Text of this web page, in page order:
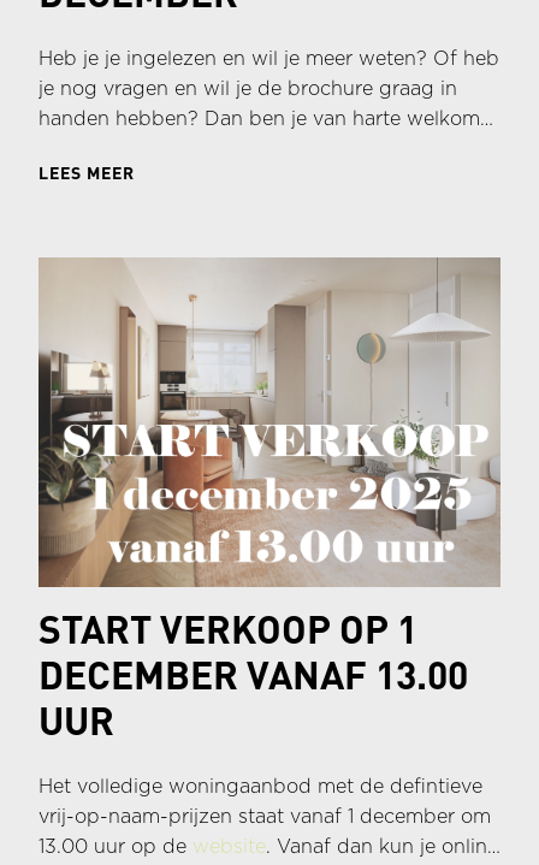
Heb je je ingelezen en wil je meer weten? Of heb
je nog vragen en wil je de brochure graag in
handen hebben? Dan ben je van harte welkom
LEES MEER
START VERKOOP OP 1
DECEMBER VANAF 13.00
UUR
Het volledige woningaanbod met de defintieve
vrij-op-naam-prijzen staat vanaf 1 december om
13.00 uur op de website. Vanaf dan kun je online